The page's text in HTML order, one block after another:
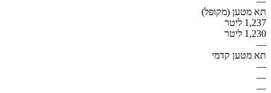
תא מטען (מקופל)
1,237 ליטר
1,230 ליטר
—
תא מטען קדמי
—
—
—